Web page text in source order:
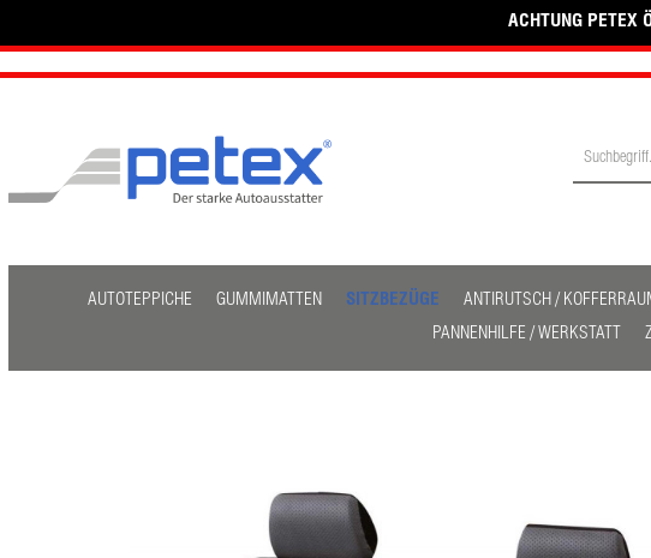
ACHTUNG
AUTOTEPPICHE GUMMIMATTEN SITZBEZÜGE ANTIRUTSCH /
PANNENHILFE / WERKSTATT